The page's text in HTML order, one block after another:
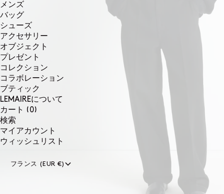
メンズ
バッグ
シューズ
アクセサリー
オブジェクト
プレゼント
コレクション
コラボレーション
ブティック
LEMAIREについて
カート
(0)
検索
マイアカウント
ウィッシュリスト
フランス (EUR €)